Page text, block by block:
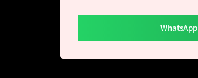
WhatsApp